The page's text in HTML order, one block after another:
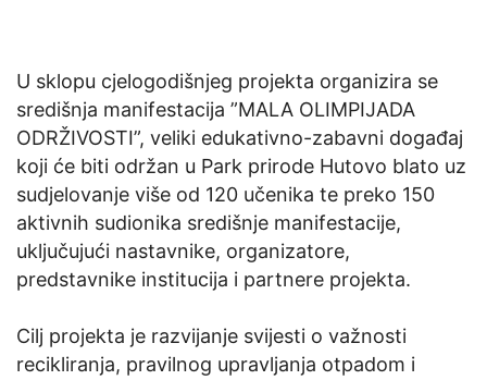
U sklopu cjelogodišnjeg projekta organizira se
središnja manifestacija ”MALA OLIMPIJADA
ODRŽIVOSTI”, veliki edukativno-zabavni događaj
koji će biti održan u Park prirode Hutovo blato uz
sudjelovanje više od 120 učenika te preko 150
aktivnih sudionika središnje manifestacije,
uključujući nastavnike, organizatore,
predstavnike institucija i partnere projekta.
Cilj projekta je razvijanje svijesti o važnosti
recikliranja, pravilnog upravljanja otpadom i